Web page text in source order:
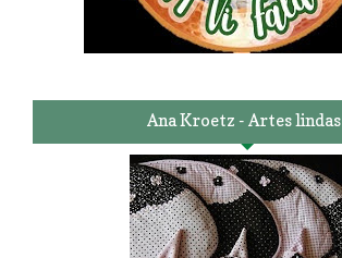
Ana Kroetz - Artes lindas